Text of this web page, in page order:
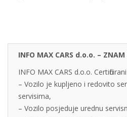
INFO MAX CARS d.o.o. –
INFO MAX CARS d.o.o.
– Vozilo je kupljeno i redovito
servisima,
– Vozilo posjeduje urednu